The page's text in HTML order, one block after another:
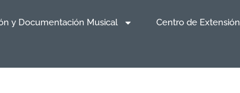
y Documentación Musical Centro de Extensión